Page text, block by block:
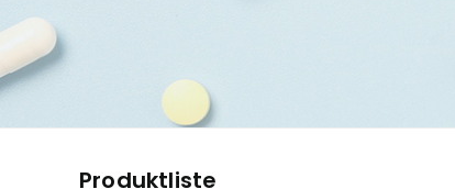
Produktliste